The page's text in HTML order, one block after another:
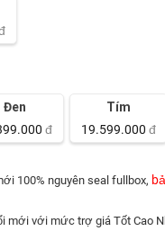
Đen
đ
Tím
19.599.000 đ
100% nguyên seal fullbox,
mới với mức trợ giá Tốt Cao